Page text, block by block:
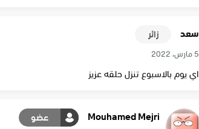
سعد زائر
5 مارس، 2022
اي يوم بالاسبوع تنزل حلقه عزيز
Mouhamed Mejri عضو